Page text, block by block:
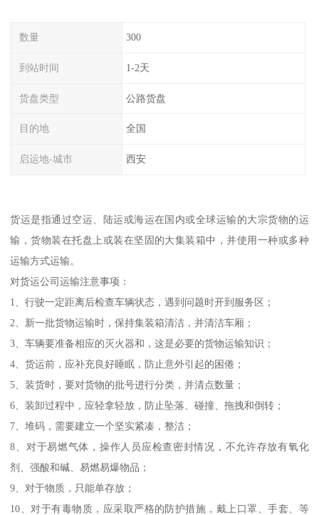
数量 300
到站时间 1-2天
货盘类型 公路货盘
目的地 全国
启运地-城市 西安
货运是指通过空运、陆运或海运在国内或全球运输的大宗货物的运
输，货物装在托盘上或装在坚固的大集装箱中，并使用一种或多种
运输方式运输。
对货运公司运输注意事项：
1、行驶一定距离后检查车辆状态，遇到问题时开到服务区；
2、新一批货物运输时，保持集装箱清洁，并清洁车厢；
3、车辆要准备相应的灭火器和，这是必要的货物运输知识；
4、货运前，应补充良好睡眠，防止意外引起的困倦；
5、装货时，要对货物的批号进行分类，并清点数量；
6、装卸过程中，应轻拿轻放，防止坠落、碰撞、拖拽和倒转；
7、堆码，需要建立一个坚实紧凑，整洁；
8、对于易燃气体，操作人员应检查密封情况，不允许存放有氧化
剂、强酸和碱、易燃易爆物品；
9、对于物质，只能单存放；
10、对于有毒物质，应采取严格的防护措施，戴上口罩、手套、等